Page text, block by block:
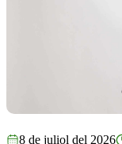
8 de juliol del 2026